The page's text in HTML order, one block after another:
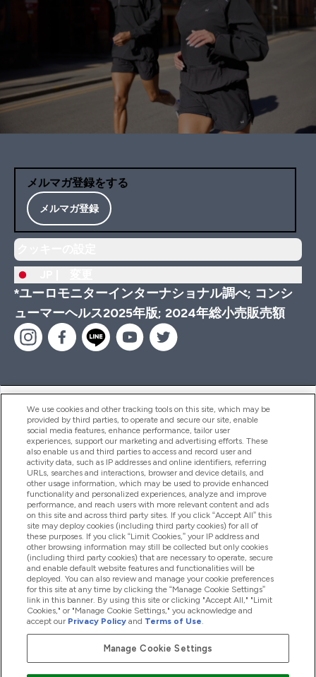
メルマガ登録をする
メルマガ登録
*ユーロモニターインターナショナル調べ; コンシ
ューマーヘルス2025年版; 2024年総小売販売額
ヘルプ＆ガイド
商品について
会社概要
特典＆ポイント
2026 The Hut.com Ltd
Pay with
We use cookies and other tracking tools on this site, which may be
provided by third parties, to operate and secure our site, enable
social media features, enhance performance, tailor user
experiences, support our marketing and advertising efforts. These
also enable us and third parties to access and record user and
activity data, such as IP addresses and online identifiers, referring
URLs, searches and interactions, browser and device details, and
other usage information, which may be used to provide enhanced
functionality and personalized experiences, analyze and improve
performance, and reach users with more relevant content and ads
on this site and across third party sites. If you click “Accept All” this
site may deploy cookies (including third party cookies) for all of
these purposes. If you click “Limit Cookies,” your IP address and
other browsing information may still be collected but only cookies
(including third party cookies) that are necessary to operate, secure
and enable default website features and functionalities will be
deployed. You can also review and manage your cookie preferences
for this site at any time by clicking the “Manage Cookie Settings”
link in this banner. By using this site or clicking "Accept All," "Limit
Cookies," or "Manage Cookie Settings," you acknowledge and
accept our Privacy Policy and Terms of Use.
Manage Cookie Settings